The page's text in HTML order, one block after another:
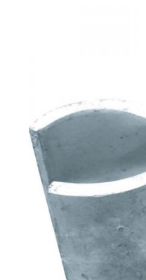
Hubgeräte
Zubehör